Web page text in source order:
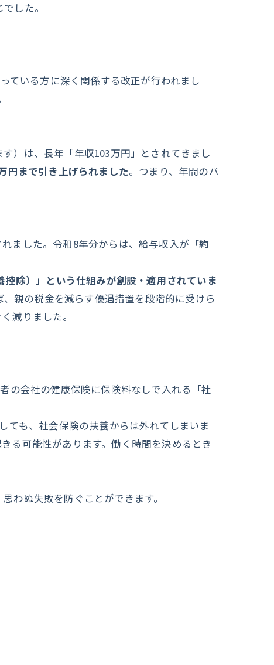
した。
ている方に深く関係する改正が行われまし
）は、長年「年収103万円」とされてきまし
円まで引き上げられました。つまり、年間のパ
ました。令和8年分からは、給与収入が 「約
控除）」という仕組みが創設・適用されていま
親の税金を減らす優遇措置を段階的に受けら
減りました。
の会社の健康保険に保険料なしで入れる 「社
ても、社会保険の扶養からは外れてしまいま
る可能性があります。働く時間を決めるとき
わぬ失敗を防ぐことができます。